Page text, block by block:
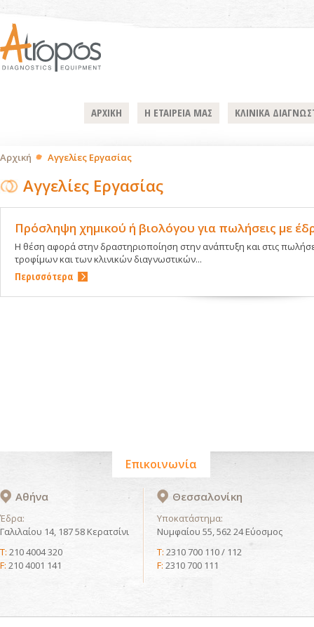
ΑΡΧΙΚΗ Η ΕΤΑΙΡΕΙΑ ΜΑΣ ΚΛΙΝΙΚΑ
Αρχική Αγγελίες Εργασίας
Αγγελίες Εργασίας
Πρόσληψη χημικού ή βιολόγου για πωλήσεις με
Η θέση αφορά στην δραστηριοποίηση στην ανάπτυξη και στις
τροφίμων και των κλινικών διαγνωστικών...
Περισσότερα
Επικοινωνία
Αθήνα
Έδρα:
Γαλιλαίου 14, 187 58 Κερατσίνι
T: 210 4004 320
F: 210 4001 141
Θεσσαλονίκη
Υποκατάστημα:
Νυμφαίου 55, 562 24 Εύοσμος
T: 2310 700 110 / 112
F: 2310 700 111